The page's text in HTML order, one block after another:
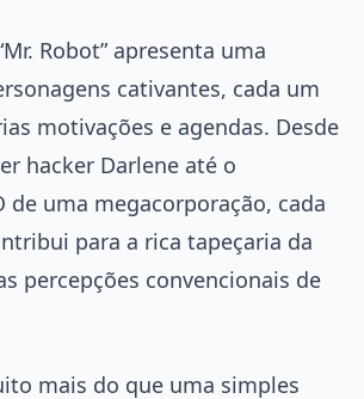
Robot” apresenta uma
cativantes, cada um
motivações e agendas. Desde
hacker Darlene até o
de uma megacorporação, cada
para a rica tapeçaria da
percepções convencionais de
mais do que uma simples